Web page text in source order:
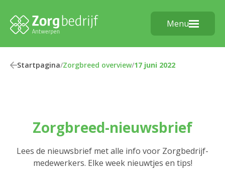
Menu
Startpagina/Zorgbreed overview/17 juni 2022
Zorgbreed-nieuwsbrief
Lees de nieuwsbrief met alle info voor Zorgbedrijf-
medewerkers. Elke week nieuwtjes en tips!